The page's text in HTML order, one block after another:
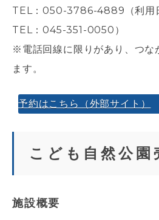
TEL：050-3786-4889（利用
TEL：045-351-0050）
※電話回線に限りがあり、つな
ます。
予約はこちら（外部サイト）
こども自然公園
施設概要